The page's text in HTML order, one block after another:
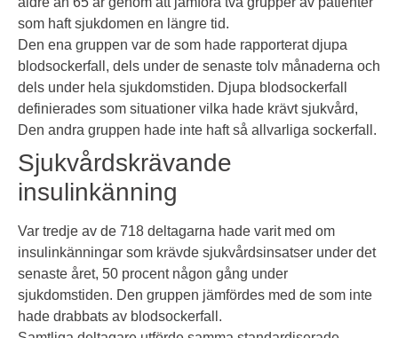
som haft sjukdomen en längre tid.
Den ena gruppen var de som hade rapporterat djupa
blodsockerfall, dels under de senaste tolv månaderna och
dels under hela sjukdomstiden. Djupa blodsockerfall
definierades som situationer vilka hade krävt sjukvård,
Den andra gruppen hade inte haft så allvarliga sockerfall.
Sjukvårdskrävande
insulinkänning
Var tredje av de 718 deltagarna hade varit med om
insulinkänningar som krävde sjukvårdsinsatser under det
senaste året, 50 procent någon gång under
sjukdomstiden. Den gruppen jämfördes med de som inte
hade drabbats av blodsockerfall.